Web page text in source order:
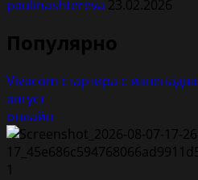
paulinashtereva 23.02.2026
Популярно
Vivacom стартира с
август
онлайн
1